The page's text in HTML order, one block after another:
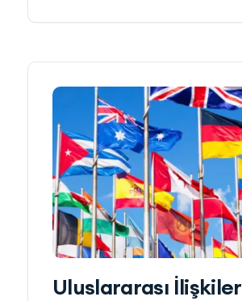
Uluslararası İlişkiler